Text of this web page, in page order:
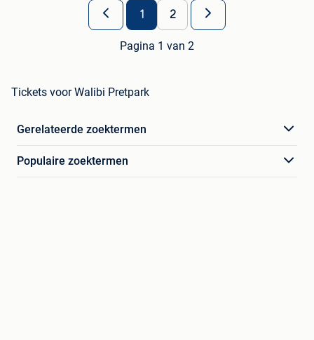
1 2
Pagina 1 van 2
Tickets voor Walibi Pretpark
Gerelateerde zoektermen
Populaire zoektermen